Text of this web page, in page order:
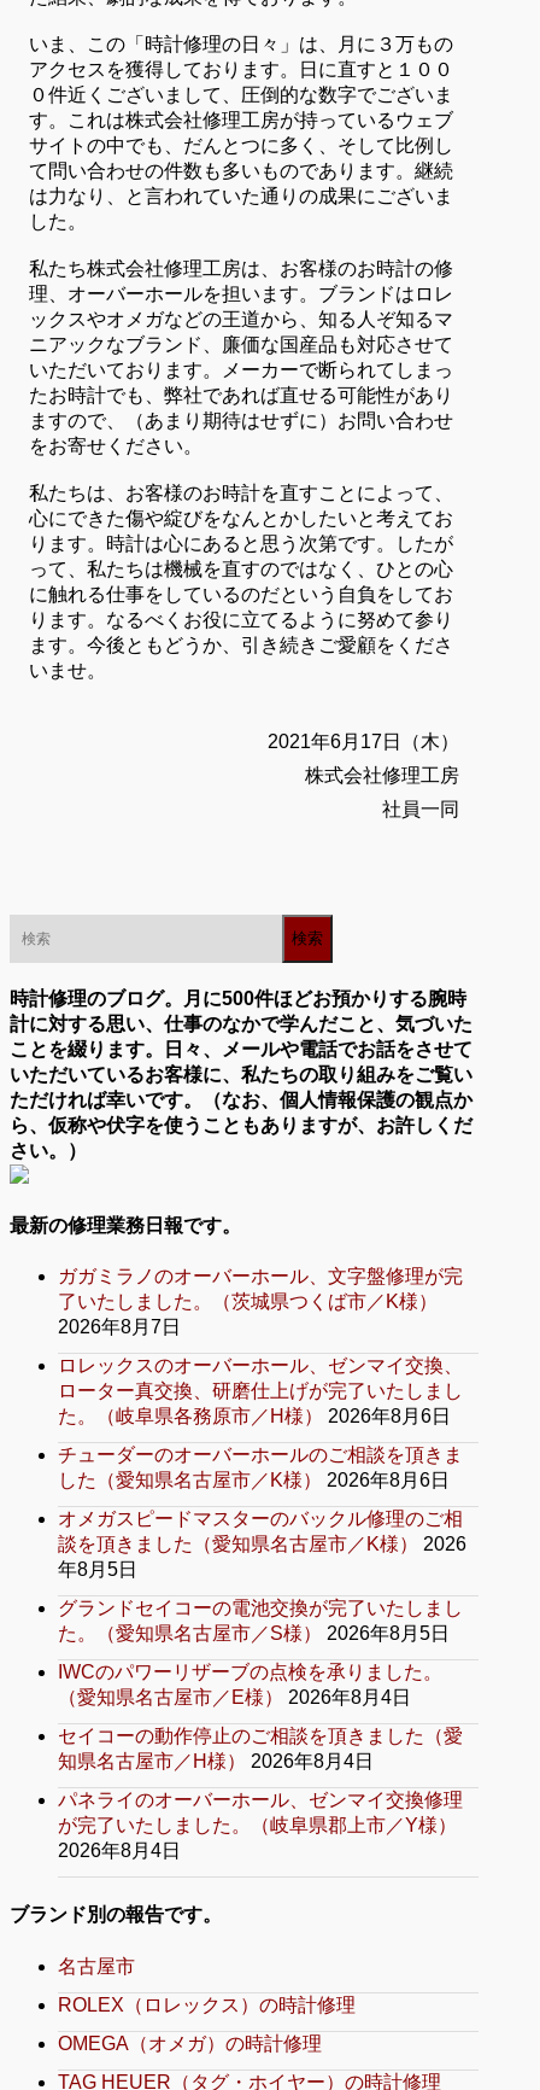
いま、この「時計修理の日々」は、月に３万もの
アクセスを獲得しております。日に直すと１００
０件近くございまして、圧倒的な数字でございま
す。これは株式会社修理工房が持っているウェブ
サイトの中でも、だんとつに多く、そして比例し
て問い合わせの件数も多いものであります。継続
は力なり、と言われていた通りの成果にございま
した。
私たち株式会社修理工房は、お客様のお時計の修
理、オーバーホールを担います。ブランドはロレ
ックスやオメガなどの王道から、知る人ぞ知るマ
ニアックなブランド、廉価な国産品も対応させて
いただいております。メーカーで断られてしまっ
たお時計でも、弊社であれば直せる可能性があり
ますので、（あまり期待はせずに）お問い合わせ
をお寄せください。
私たちは、お客様のお時計を直すことによって、
心にできた傷や綻びをなんとかしたいと考えてお
ります。時計は心にあると思う次第です。したが
って、私たちは機械を直すのではなく、ひとの心
に触れる仕事をしているのだという自負をしてお
ります。なるべくお役に立てるように努めて参り
ます。今後ともどうか、引き続きご愛顧をくださ
いませ。
2021年6月17日（木）
株式会社修理工房
社員一同
時計修理のブログ。月に500件ほどお預かりする腕時
計に対する思い、仕事のなかで学んだこと、気づいた
ことを綴ります。日々、メールや電話でお話をさせて
いただいているお客様に、私たちの取り組みをご覧い
ただければ幸いです。（なお、個人情報保護の観点か
ら、仮称や伏字を使うこともありますが、お許しくだ
さい。）
最新の修理業務日報です。
ガガミラノのオーバーホール、文字盤修理が完
了いたしました。（茨城県つくば市／K様）
2026年8月7日
ロレックスのオーバーホール、ゼンマイ交換、
ローター真交換、研磨仕上げが完了いたしまし
た。（岐阜県各務原市／H様）
2026年8月6日
チューダーのオーバーホールのご相談を頂きま
した（愛知県名古屋市／K様）
2026年8月6日
オメガスピードマスターのバックル修理のご相
談を頂きました（愛知県名古屋市／K様）
2026
年8月5日
グランドセイコーの電池交換が完了いたしまし
た。（愛知県名古屋市／S様）
2026年8月5日
IWCのパワーリザーブの点検を承りました。
（愛知県名古屋市／E様）
2026年8月4日
セイコーの動作停止のご相談を頂きました（愛
知県名古屋市／H様）
2026年8月4日
パネライのオーバーホール、ゼンマイ交換修理
が完了いたしました。（岐阜県郡上市／Y様）
2026年8月4日
ブランド別の報告です。
名古屋市
ROLEX（ロレックス）の時計修理
OMEGA（オメガ）の時計修理
TAG HEUER（タグ・ホイヤー）の時計修理